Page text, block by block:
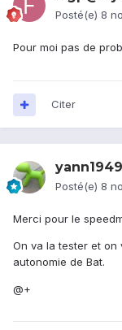
Posté(e) 8
Pour moi pas de
Citer
yann1949
Posté(e) 8
Merci pour le
On va la tester et
autonomie de Bat.
@+